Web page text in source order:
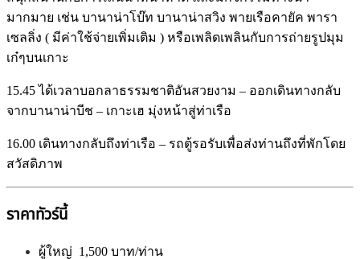
มากมาย เช่น บานาน่าโบ๊ท บานาน่าสวิง พายเรือคายัค พารา
เซลลิ่ง ( มีค่าใช้จ่ายเพิ่มเติม ) หรือเพลิดเพลินกับการถ่ายรูปมุม
เก๋ๆบนเกาะ
15.45ได้เวลาบอกลาธรรมชาติอันสวยงาม – ออกเดินทางกลับ
จากบานาน่าบีช – เกาะเฮ มุ่งหน้าสู่ท่าเรือ
16.00 เดินทางกลับถึงท่าเรือ – รถตู้รอรับเพื่อส่งท่านถึงที่พักโดย
สวัสดิภาพ
ราคาทัวร์นี้
ผู้ใหญ่ 1,500 บาท/ท่าน